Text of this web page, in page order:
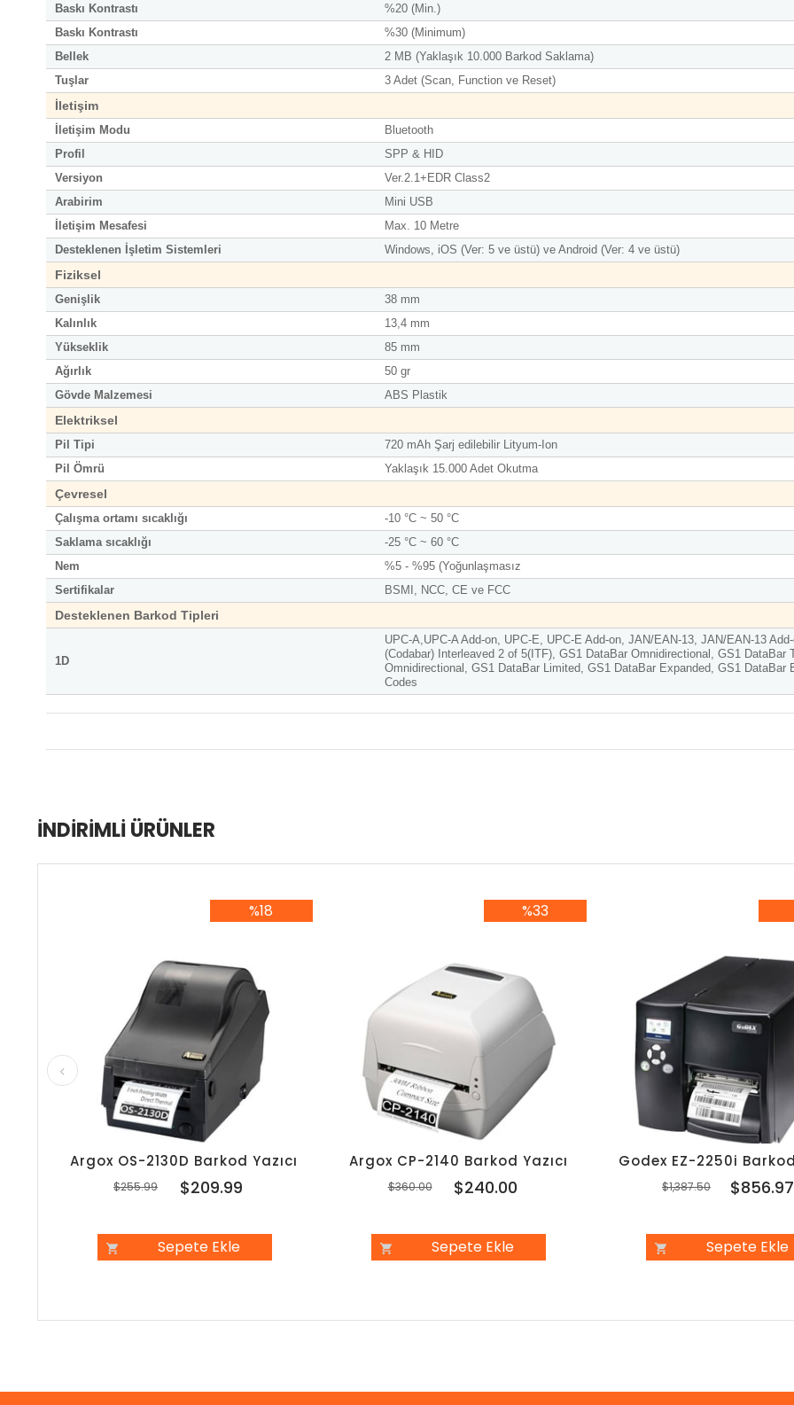
Baskı Kontrastı
%20 (Min.)
Baskı Kontrastı
%30 (Minimum)
Bellek
2 MB (Yaklaşık 10.000 Barkod Saklama)
Tuşlar
3 Adet (Scan, Function ve Reset)
İletişim
İletişim Modu
Bluetooth
Profil
SPP & HID
Versiyon
Ver.2.1+EDR Class2
Arabirim
Mini USB
İletişim Mesafesi
Max. 10 Metre
Desteklenen İşletim Sistemleri
Windows, iOS (Ver: 5 ve üstü) ve Android (Ver: 4 ve üstü)
Fiziksel
Genişlik
38 mm
Kalınlık
13,4 mm
Yükseklik
85 mm
Ağırlık
50 gr
Gövde Malzemesi
ABS Plastik
Elektriksel
Pil Tipi
720 mAh Şarj edilebilir Lityum-Ion
Pil Ömrü
Yaklaşık 15.000 Adet Okutma
Çevresel
Çalışma ortamı sıcaklığı
-10 °C ~ 50 °C
Saklama sıcaklığı
-25 °C ~ 60 °C
Nem
%5 - %95 (Yoğunlaşmasız
Sertifikalar
BSMI, NCC, CE ve FCC
Desteklenen Barkod Tipleri
1D
UPC-A,UPC-A Add-on, UPC-E, UPC-E Add-on, JAN/EAN-13, JAN/EAN-13
(Codabar) Interleaved 2 of 5(ITF), GS1 DataBar Omnidirectional, GS1
Omnidirectional, GS1 DataBar Limited, GS1 DataBar Expanded, GS1
Codes
İNDIRIMLI ÜRÜNLER
Argox OS-2130D Barkod Yazıcı
$209.99
$255.99
Sepete Ekle
%18
Argox CP-2140 Barkod Yazıcı
$240.00
$360.00
Sepete Ekle
%33
Godex EZ-2250i Barkod
$856.97
$1,387.50
Sepete Ekle